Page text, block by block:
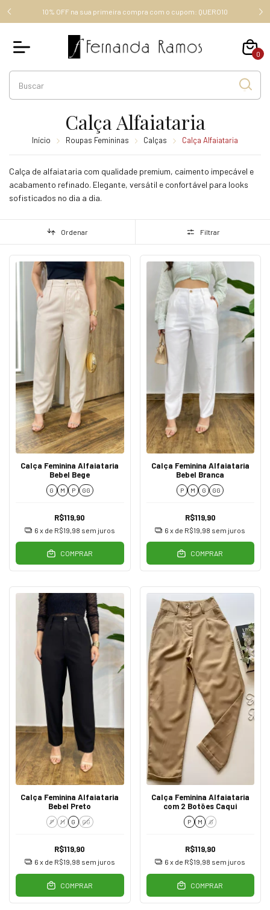
349,00, OUTROS ESTADOS.
0
Calça Alfaiataria
Início Roupas Femininas Calças Calça Alfaiataria
Calça de alfaiataria com qualidade premium, caimento impecável e
acabamento refinado. Elegante, versátil e confortável para looks
sofisticados no dia a dia.
Ordenar Filtrar
Calça Feminina Alfaiataria
Bebel Bege
G M P GG
R$119,90
6 x de R$19,98 sem juros
COMPRAR
Calça Feminina Alfaiataria
Bebel Branca
P M G GG
R$119,90
6 x de R$19,98 sem juros
COMPRAR
Calça Feminina Alfaiataria
Bebel Preto
P M G GG
R$119,90
6 x de R$19,98 sem juros
COMPRAR
Calça Feminina Alfaiataria
com 2 Botões Caqui
P M G
R$119,90
6 x de R$19,98 sem juros
COMPRAR